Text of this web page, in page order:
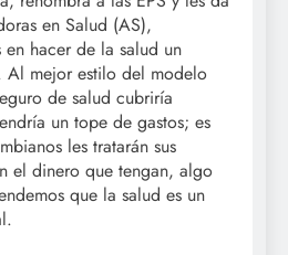
en Salud (AS),
en hacer de la salud un
Al mejor estilo del modelo
de salud cubriría
un tope de gastos; es
les tratarán sus
el dinero que tengan, algo
que la salud es un